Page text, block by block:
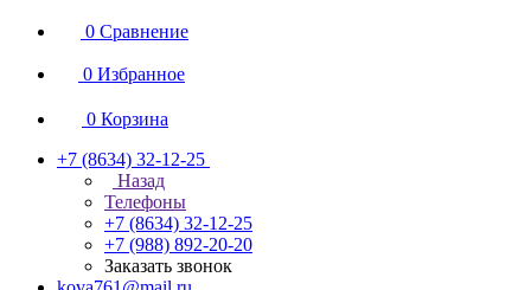
0 Сравнение
0 Избранное
0 Корзина
+7 (8634) 32-12-25
Назад
Телефоны
+7 (8634) 32-12-25
+7 (988) 892-20-20
Заказать звонок